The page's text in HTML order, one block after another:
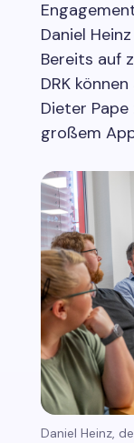
Daniel
Bereits auf
DRK
Dieter
großem
Daniel Heinz,